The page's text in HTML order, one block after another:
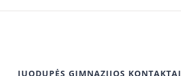
JUODUPĖS GIMNAZIJOS KONTAKTAI